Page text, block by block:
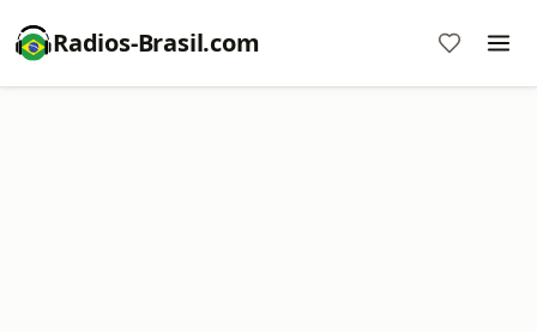
Radios-Brasil.com